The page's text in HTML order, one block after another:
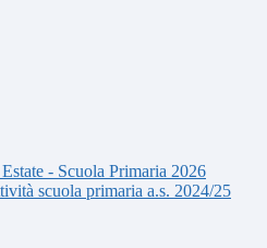
- Scuola Primaria 2026
scuola primaria a.s. 2024/25